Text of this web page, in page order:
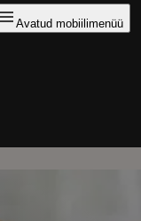
Avatud mobiilimenüü